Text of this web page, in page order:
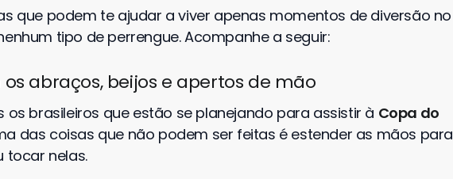
que podem te ajudar a viver apenas momentos de diversão no
tipo de perrengue. Acompanhe a seguir:
abraços, beijos e apertos de mão
os brasileiros que estão se planejando para assistir à Copa do
das coisas que não podem ser feitas é estender as mãos para
tocar nelas.